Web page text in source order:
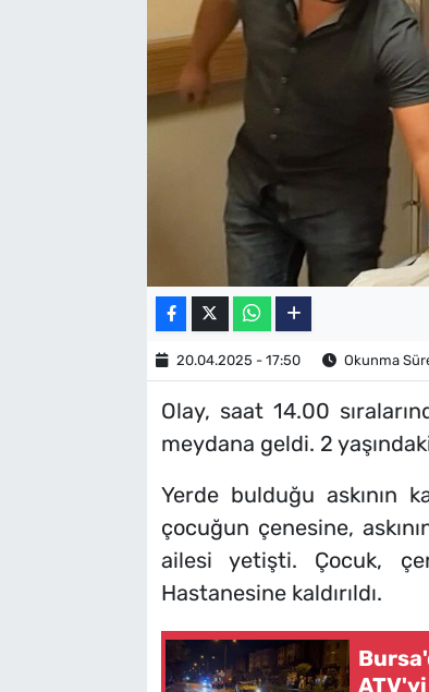
20.04.2025 - 17:50 Okunma
Olay, saat 14.00
meydana geldi. 2
Yerde bulduğu askının
çocuğun çenesine,
ailesi yetişti. Çocuk,
Hastanesine kaldırıldı.
TV REHBERİ